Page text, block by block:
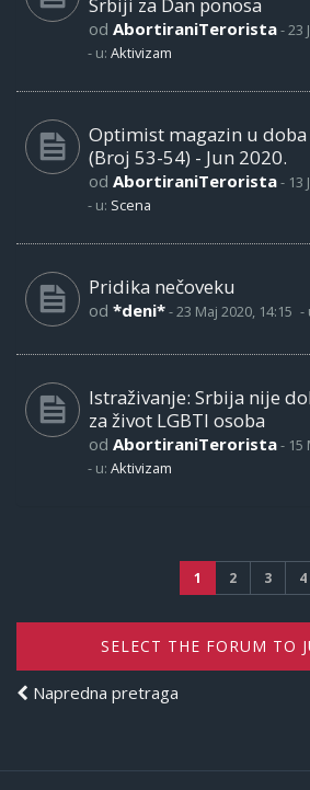
od AbortiraniTerorista-23
- u: Aktivizam
Optimist magazin u
(Broj 53-54) - Jun 2020.
od AbortiraniTerorista- 13
- u: Scena
Pridika nečoveku
od *deni*-23 Maj 2020, 14:15 -
Istraživanje: Srbija nije
za život LGBTI osoba
od AbortiraniTerorista- 15
- u: Aktivizam
1 2 3 4
SELECT THE FORUM TO
Napredna pretraga